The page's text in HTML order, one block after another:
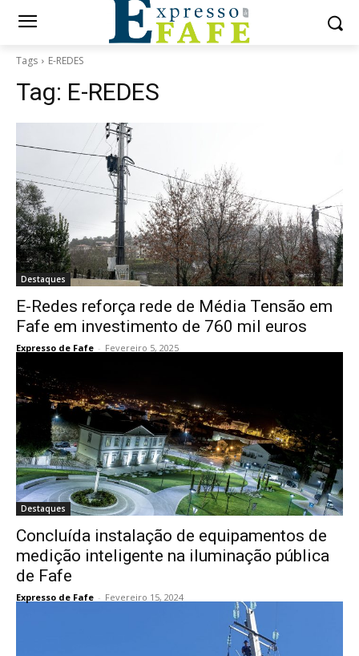
Tags E-REDES
Tag: E-REDES
Destaques
E-Redes reforça rede de Média Tensão em
Fafe em investimento de 760 mil euros
Expresso de Fafe - Fevereiro 5, 2025
Destaques
Concluída instalação de equipamentos de
medição inteligente na iluminação pública
de Fafe
Expresso de Fafe - Fevereiro 15, 2024